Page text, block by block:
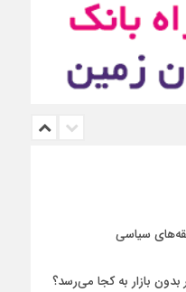
سیاسی
بازار به کجا می‌رسد؟